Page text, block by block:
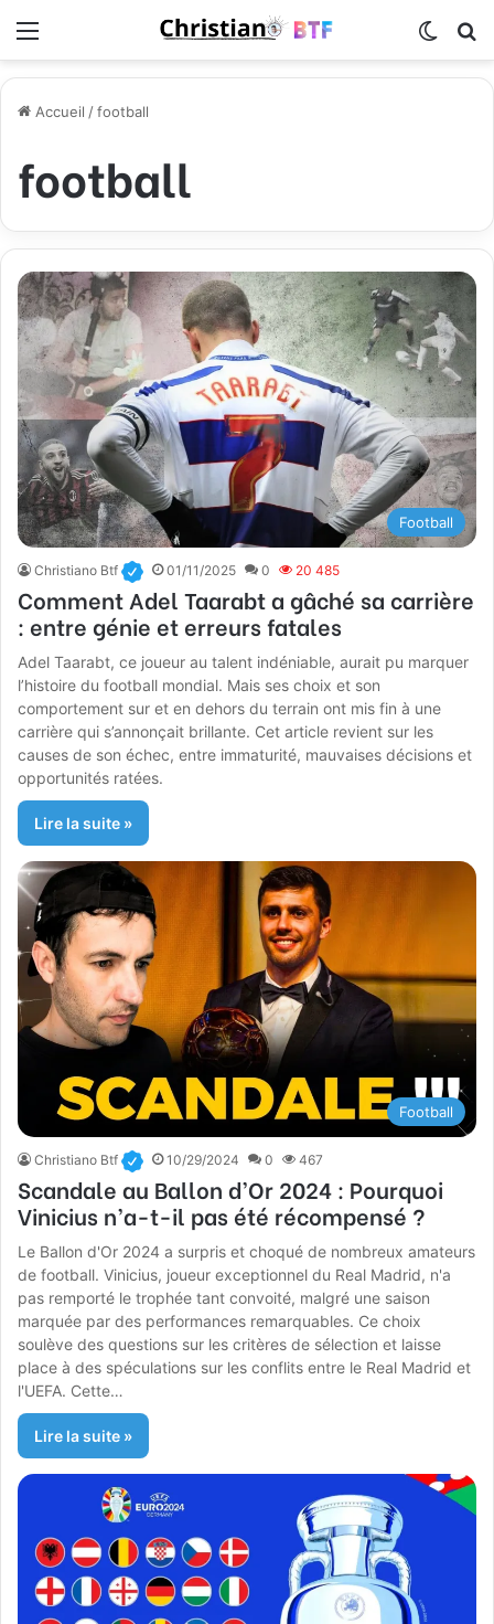
Accueil /football
football
Football
Christiano Btf 01/11/2025 0 20 485
Comment Adel Taarabt a gâché sa carrière
: entre génie et erreurs fatales
Adel Taarabt, ce joueur au talent indéniable, aurait pu marquer
l’histoire du football mondial. Mais ses choix et son
comportement sur et en dehors du terrain ont mis fin à une
carrière qui s’annonçait brillante. Cet article revient sur les
causes de son échec, entre immaturité, mauvaises décisions et
opportunités ratées.
Lire la suite »
Football
Christiano Btf 10/29/2024 0 467
Scandale au Ballon d’Or 2024 : Pourquoi
Vinicius n’a-t-il pas été récompensé ?
Le Ballon d'Or 2024 a surpris et choqué de nombreux amateurs
de football. Vinicius, joueur exceptionnel du Real Madrid, n'a
pas remporté le trophée tant convoité, malgré une saison
marquée par des performances remarquables. Ce choix
soulève des questions sur les critères de sélection et laisse
place à des spéculations sur les conflits entre le Real Madrid et
l'UEFA. Cette…
Lire la suite »